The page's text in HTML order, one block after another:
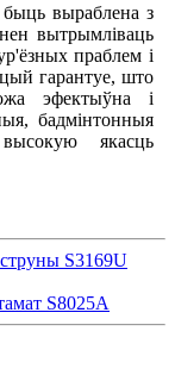
выраблена з
вытрымліваць
праблем і
гарантуе, што
эфектыўна і
бадмінтонныя
якасць
S3169U
S8025A